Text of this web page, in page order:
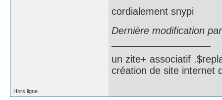
cordialement snypi
Dernière modification
un zite+ associatif
création de site internet
Hors ligne